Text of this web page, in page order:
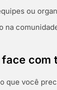
ou
na
com
que você